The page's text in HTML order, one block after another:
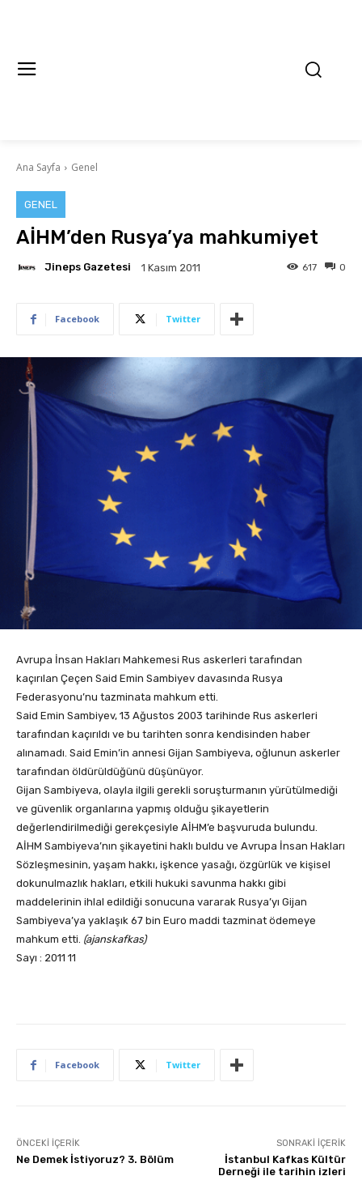
Ana Sayfa Genel
GENEL
AİHM’den Rusya’ya mahkumiyet
Jineps Gazetesi 1 Kasım 2011 0
617
Facebook Twitter
Avrupa İnsan Hakları Mahkemesi Rus askerleri tarafından
kaçırılan Çeçen Said Emin Sambiyev davasında Rusya
Federasyonu’nu tazminata mahkum etti.
Said Emin Sambiyev, 13 Ağustos 2003 tarihinde Rus askerleri
tarafından kaçırıldı ve bu tarihten sonra kendisinden haber
alınamadı. Said Emin’in annesi Gijan Sambiyeva, oğlunun askerler
tarafından öldürüldüğünü düşünüyor.
Gijan Sambiyeva, olayla ilgili gerekli soruşturmanın yürütülmediği
ve güvenlik organlarına yapmış olduğu şikayetlerin
değerlendirilmediği gerekçesiyle AİHM’e başvuruda bulundu.
AİHM Sambiyeva’nın şikayetini haklı buldu ve Avrupa İnsan Hakları
Sözleşmesinin, yaşam hakkı, işkence yasağı, özgürlük ve kişisel
dokunulmazlık hakları, etkili hukuki savunma hakkı gibi
maddelerinin ihlal edildiği sonucuna vararak Rusya’yı Gijan
Sambiyeva’ya yaklaşık 67 bin Euro maddi tazminat ödemeye
mahkum etti. (ajanskafkas)
Sayı : 2011 11
Facebook Twitter
ÖNCEKI İÇERIK
Ne Demek İstiyoruz? 3. Bölüm
SONRAKI İÇERIK
İstanbul Kafkas Kültür
Derneği ile tarihin izleri